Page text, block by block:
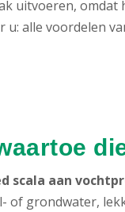
uitvoeren, omdat
u: alle voordelen
scala aan
of grondwater,